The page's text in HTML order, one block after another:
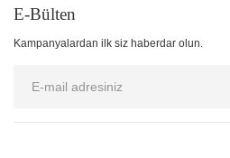
E-Bülten
Kampanyalardan ilk siz haberdar olun.